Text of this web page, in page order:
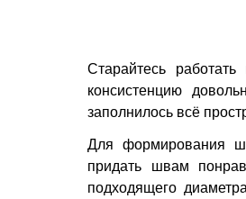
Старайтесь
консистенцию
заполнилось всё
Для формирования
придать швам
подходящего